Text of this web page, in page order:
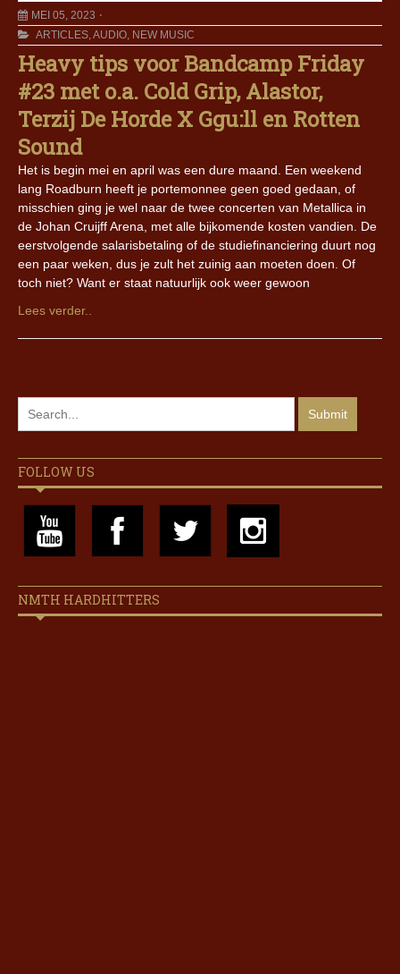
MEI 05, 2023
ARTICLES,AUDIO, NEW MUSIC
Heavy tips voor Bandcamp Friday
#23 met o.a. Cold Grip, Alastor,
Terzij De Horde X Ggu:ll en Rotten
Sound
Het is begin mei en april was een dure maand. Een weekend
lang Roadburn heeft je portemonnee geen goed gedaan, of
misschien ging je wel naar de twee concerten van Metallica in
de Johan Cruijff Arena, met alle bijkomende kosten vandien. De
eerstvolgende salarisbetaling of de studiefinanciering duurt nog
een paar weken, dus je zult het zuinig aan moeten doen. Of
toch niet? Want er staat natuurlijk ook weer gewoon
Lees verder..
FOLLOW US
NMTH HARDHITTERS